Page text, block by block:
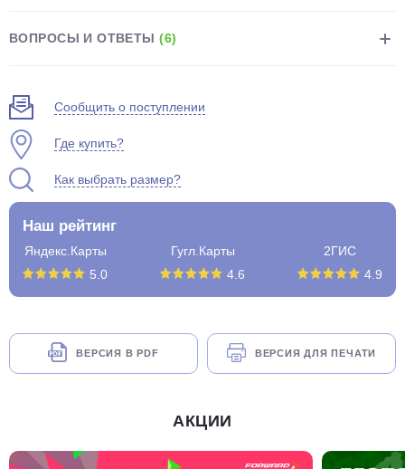
ВОПРОСЫ И ОТВЕТЫ(6)
Сообщить о поступлении
Где купить?
Как выбрать размер?
Наш рейтинг
Яндекс.Карты
5.0
Гугл.Карты
4.6
2ГИС
4.9
ВЕРСИЯ В PDF ВЕРСИЯ ДЛЯ ПЕЧАТИ
АКЦИИ